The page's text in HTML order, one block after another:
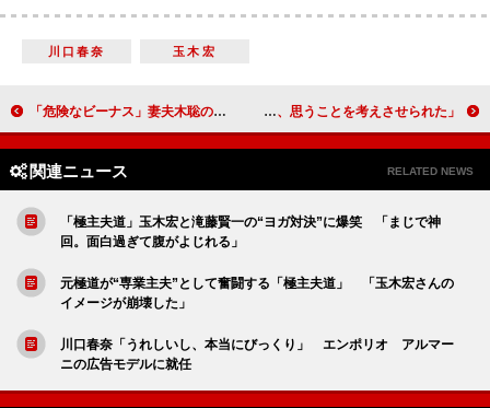
川口春奈 玉木宏
「危険なビーナス」妻夫木聡の演技に賞賛の声 「イケメンなのに情けない感が出てる」 横浜流星、吉高由里子と恋愛映画でＷ主演 「人を愛し、思うことを考えさせられた」
関連ニュース RELATED NEWS
「極主夫道」玉木宏と滝藤賢一の“ヨガ対決”に爆笑 「まじで神
回。面白過ぎて腹がよじれる」
元極道が“専業主夫”として奮闘する「極主夫道」 「玉木宏さんの
イメージが崩壊した」
川口春奈「うれしいし、本当にびっくり」 エンポリオ アルマー
ニの広告モデルに就任